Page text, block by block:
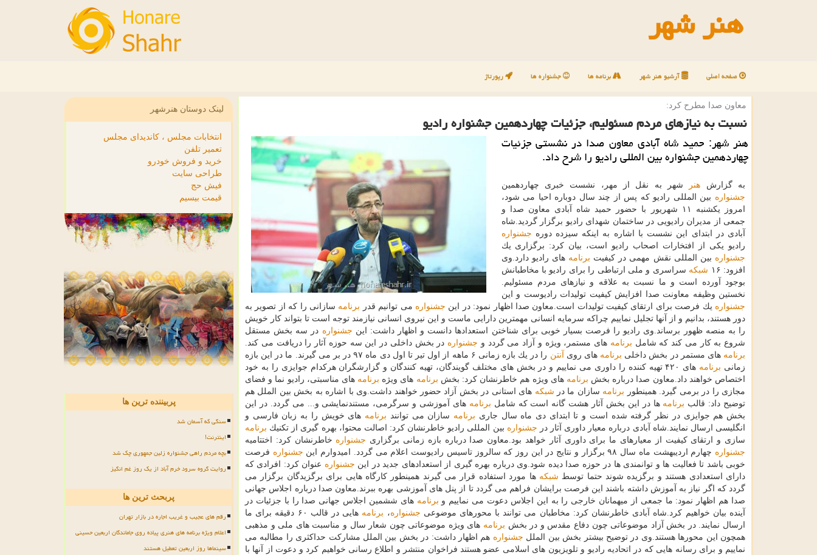
هنر شهر
صفحه اصلی آرشیو هنر شهر برنامه ها جشنواره ها رپورتاژ
معاون صدا مطرح كرد:
نسبت به نیازهای مردم مسئولیم، جزئیات چهاردهمین جشنواره رادیو
هنر شهر: حمید شاه آبادی معاون صدا در نشستی جزئیات
چهاردهمین جشنواره بین المللی رادیو را شرح داد.
به گزارش هنر
شهر به نقل از مهر، نشست خبری چهاردهمین
جشنواره بین المللی رادیو كه پس از چند سال دوباره احیا می شود،
امروز یكشنبه ۱۱ شهریور با حضور حمید شاه آبادی معاون صدا و
جمعی از مدیران رادیویی در ساختمان شهدای رادیو برگزار گردید.شاه
آبادی در ابتدای این نشست با اشاره به اینكه سیزده دوره جشنواره
رادیو یكی از افتخارات اصحاب رادیو است، بیان كرد: برگزاری یك
جشنواره بین المللی نقش مهمی در كیفیت برنامه های رادیو دارد.وی
افزود: ۱۶
شبكه سراسری و ملی ارتباطی را برای رادیو با مخاطبانش
بوجود آورده است و ما نسبت به علاقه و نیازهای مردم مسئولیم.
نخستین وظیفه معاونت صدا افزایش كیفیت تولیدات رادیوست و این
جشنواره یك فرصت برای ارتقای كیفیت تولیدات است.معاون صدا اظهار نمود: در این جشنواره می توانیم قدر برنامه سازانی را كه از تصویر به
دور هستند، بدانیم و از آنها تجلیل نماییم چراكه سرمایه انسانی مهمترین دارایی ماست و این نیروی انسانی نیازمند توجه است تا بتواند كار خویش
را به منصه ظهور برساند.وی رادیو را فرصت بسیار خوبی برای شناختن استعدادها دانست و اظهار داشت: این جشنواره در سه بخش مستقل
شروع به كار می كند كه شامل برنامه های مستمر، ویژه و آزاد می گردد و جشنواره در بخش داخلی در این سه حوزه آثار را دریافت می كند.
برنامه های مستمر در بخش داخلی برنامه های روی آنتن
را در یك بازه زمانی ۶ ماهه از اول تیر تا اول دی ماه ۹۷ در بر می گیرند. ما در این بازه
زمانی برنامه
های ۴۲۰ تهیه كننده را داوری می نماییم و در بخش های مختلف گویندگان، تهیه كنندگان و گزارشگران هركدام جوایزی را به خود
اختصاص خواهند داد.معاون صدا درباره بخش برنامه های ویژه هم خاطرنشان كرد: بخش برنامه های ویژه برنامه های مناسبتی، رادیو نما و فضای
مجازی را در برمی گیرد. همینطور برنامه سازان ما در شبكه های استانی در بخش آزاد حضور خواهند داشت.وی با اشاره به بخش بین الملل هم
توضیح داد: قالب برنامه ها در این بخش آثار هشت گانه است كه شامل برنامه های آموزشی و سرگرمی، مستندنمایشی و... می گردد. در این
بخش هم جوایزی در نظر گرفته شده است و تا ابتدای دی ماه سال جاری برنامه سازان می توانند برنامه های خویش را به زبان فارسی و
انگلیسی ارسال نمایند.شاه آبادی درباره معیار داوری آثار در جشنواره بین المللی رادیو خاطرنشان كرد: اصالت محتوا، بهره گیری از تكنیك برنامه
سازی و ارتقای كیفیت از معیارهای ما برای داوری آثار خواهد بود.معاون صدا درباره بازه زمانی برگزاری جشنواره خاطرنشان كرد: اختتامیه
جشنواره چهارم اردیبهشت ماه سال ۹۸ برگزار و نتایج در این روز كه سالروز تاسیس رادیوست اعلام می گردد. امیدوارم این جشنواره فرصت
خوبی باشد تا فعالیت ها و توانمندی ها در حوزه صدا دیده شود.وی درباره بهره گیری از استعدادهای جدید در این جشنواره عنوان كرد: افرادی كه
دارای استعدادی هستند و برگزیده شوند حتما توسط شبكه ها مورد استفاده قرار می گیرند همینطور كارگاه هایی برای برگزیدگان برگزار می
گردد كه اگر نیاز به آموزش داشته باشند این فرصت برایشان فراهم می گردد تا از پنل های آموزشی بهره ببرند.معاون صدا درباره اجلاس جهانی
صدا هم اظهار نمود: ما جمعی از میهمانان خارجی را به این اجلاس دعوت می نماییم و برنامه های ششمین اجلاس جهانی صدا را با جزئیات در
آینده بیان خواهیم كرد.شاه آبادی خاطرنشان كرد: مخاطبان می توانند با محورهای موضوعی جشنواره، برنامه
هایی در قالب ۶۰ دقیقه برای ما
ارسال نمایند. در بخش آزاد موضوعاتی چون دفاع مقدس و در بخش برنامه های ویژه موضوعاتی چون شعار سال و مناسبت های ملی و مذهبی
همچون این محورها هستند.وی در توضیح بیشتر بخش بین الملل جشنواره هم اظهار داشت: در بخش بین الملل مشاركت حداكثری را مطالبه می
نماییم و برای رسانه هایی كه در اتحادیه رادیو و تلویزیون های اسلامی عضو هستند فراخوان منتشر و اطلاع رسانی خواهیم كرد و دعوت از آنها با
لینک دوستان هنرشهر
انتخابات مجلس ، کاندیدای مجلس
تعمیر تلفن
خرید و فروش خودرو
طراحی سایت
فیش حج
قیمت بیسیم
پربیننده ترین ها
سنگی که آسمان شد
اینترنت!
بچه مردم راهی جشنواره زلین جمهوری چک شد
روایت گروه سرود خرم آباد از یک روز غم انگیز
پربحث ترین ها
رقم های عجیب و غریب اجاره در بازار تهران
اعلام ویژه برنامه های هنری پیاده روی جاماندگان اربعین حسینی
سینماها روز اربعین تعطیل هستند